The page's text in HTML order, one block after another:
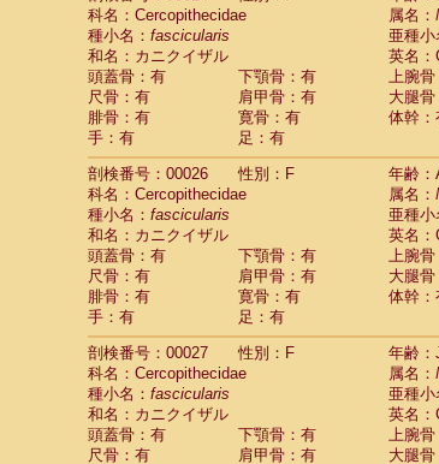
CebidaeCebus apella
CebidaeCebus capucinus
CebidaeCebus nigrivittatus
Cebidae Cebusspp.(0)
Cebidae Saimiri boliviensis
Cebidae Saimiri sciureus
Atelidae Alouatta caraya
AtelidaeAlouatta fusca
AtelidaeAlouatta seniculus
AtelidaeAlouatta
AtelidaeAteles belzebuth
Atelidae Ateles geoffroyi
Atelidae Ateles paniscus
Atelidae Atelesspp.
Atelidae Lagothrix lagothricha
AtelidaeLagothrix lagothricha cana
Pitheciidae Cacajao calvus
PitheciidaeCallicebus cupreus(2)
Pitheciidae Callicebus
Pitheciidae Callicebus moloch(0)
Pitheciidae Callicebus torquatus(0)
科名：Cercopithecidae
属名：
種小名： fascicularis
亜種小
和名：カニクイザル
英名：
頭蓋骨：有
下顎骨：有 上腕骨
尺骨：有
肩甲骨：有 大腿
腓骨：有
寛骨：有
体幹：
手：有
足：有
剖検番号：00026
性別：F
年齢：
科名：Cercopithecidae
属名：
種小名： fascicularis
亜種小
和名：カニクイザル
英名：
頭蓋骨：有
下顎骨：有 上腕骨
尺骨：有
肩甲骨：有 大腿
腓骨：有
寛骨：有
体幹：
手：有
足：有
剖検番号：00027
性別：F
年齢
科名：Cercopithecidae
属名：
種小名： fascicularis
亜種小
和名：カニクイザル
英名：
頭蓋骨：有
下顎骨：有 上腕骨
尺骨：有
肩甲骨：有 大腿